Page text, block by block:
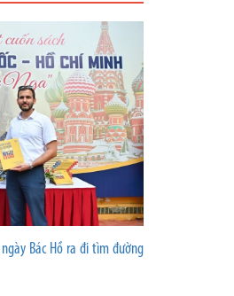
Bác Hồ ra đi tìm đường